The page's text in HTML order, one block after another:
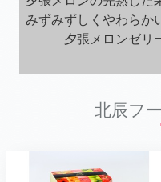
みずみずしくやわらか
夕張メロンゼリ
北辰フ